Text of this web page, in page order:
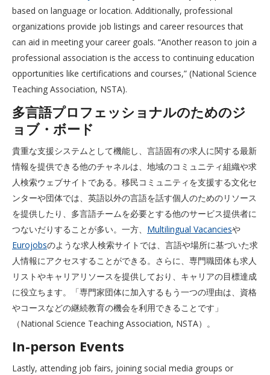
based on language or location. Additionally, professional
organizations provide job listings and career resources that
can aid in meeting your career goals. “Another reason to join a
professional association is the access to continuing education
opportunities like certifications and courses,” (National Science
Teaching Association, NSTA).
多言語プロフェッショナルのためのジ
ョブ・ボード
貴重な支援システムとして機能し、言語固有の求人に関する最新
情報を提供できる他のチャネルは、地域のコミュニティ組織や求
人検索ウェブサイトである。移民コミュニティを支援する文化セ
ンターや団体では、英語以外の言語を話す個人のためのリソース
を提供したり、多言語チームを必要とする他のサービス提供者に
つないだりすることが多い。一方、 Multilingual Vacanciesや
Eurojobsのような求人検索サイトでは、言語や場所に基づいた求
人情報にアクセスすることができる。さらに、専門職団体も求人
リストやキャリアリソースを提供しており、キャリアの目標達成
に役立ちます。「専門家団体に加入するもう一つの理由は、資格
やコースなどの継続教育の機会を利用できることです」
（National Science Teaching Association, NSTA）。
In-person Events
Lastly, attending job fairs, joining social media groups or